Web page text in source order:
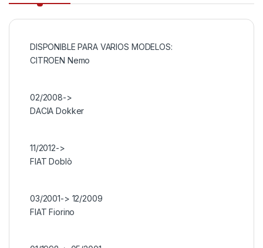
DISPONIBLE PARA VARIOS MODELOS:
CITROEN Nemo
02/2008->
DACIA Dokker
11/2012->
FIAT Doblò
03/2001-> 12/2009
FIAT Fiorino